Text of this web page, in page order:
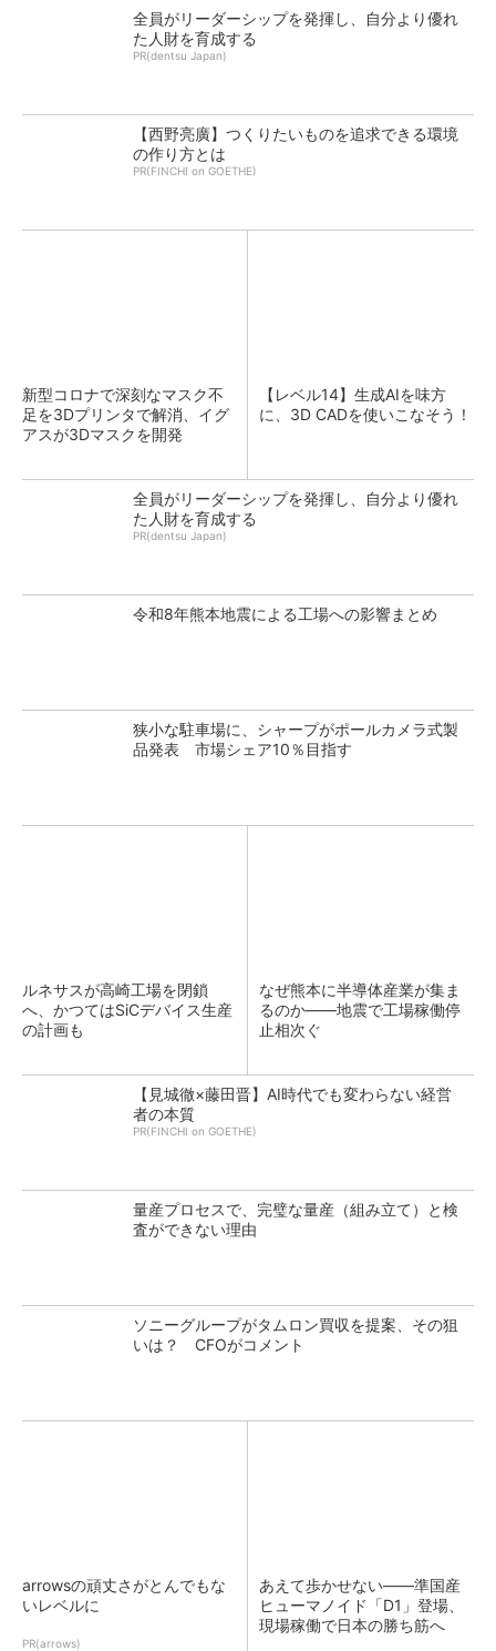
全員がリーダーシップを発揮し、自分より優れ
た人財を育成する
PR(dentsu Japan)
【西野亮廣】つくりたいものを追求できる環境
の作り方とは
PR(FINCHI on GOETHE)
新型コロナで深刻なマスク不
足を3Dプリンタで解消、イグ
アスが3Dマスクを開発
【レベル14】生成AIを味方
に、3D CADを使いこなそう！
全員がリーダーシップを発揮し、自分より優れ
た人財を育成する
PR(dentsu Japan)
令和8年熊本地震による工場への影響まとめ
狭小な駐車場に、シャープがポールカメラ式製
品発表 市場シェア10％目指す
ルネサスが高崎工場を閉鎖
へ、かつてはSiCデバイス生産
の計画も
なぜ熊本に半導体産業が集ま
るのか――地震で工場稼働停
止相次ぐ
【見城徹×藤田晋】AI時代でも変わらない経営
者の本質
PR(FINCHI on GOETHE)
量産プロセスで、完璧な量産（組み立て）と検
査ができない理由
ソニーグループがタムロン買収を提案、その狙
いは？ CFOがコメント
arrowsの頑丈さがとんでもな
いレベルに
PR(arrows)
あえて歩かせない――準国産
ヒューマノイド「D1」登場、
現場稼働で日本の勝ち筋へ